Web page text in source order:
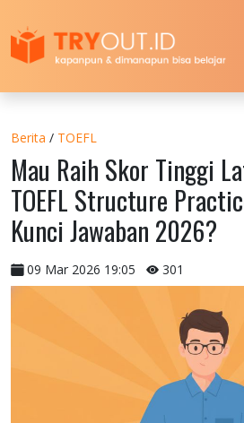
Berita / TOEFL
Mau Raih Skor Tinggi
TOEFL Structure
Kunci Jawaban 2026?
09 Mar 2026 19:05 301